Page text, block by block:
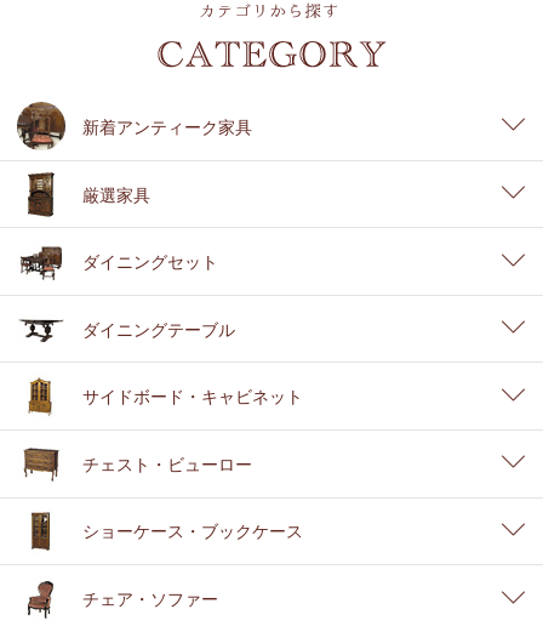
新着アンティーク家具
厳選家具
ダイニングセット
ダイニングテーブル
サイドボード・キャビネット
チェスト・ビューロー
ショーケース・ブックケース
チェア・ソファー